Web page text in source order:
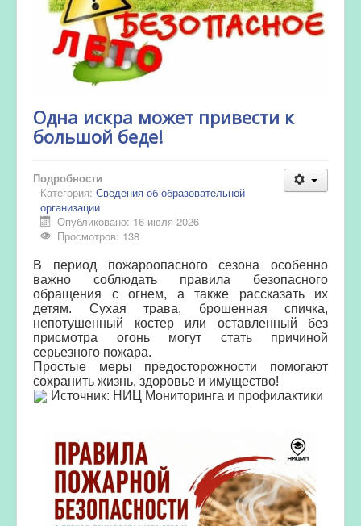
Одна искра может привести к
большой беде!
Подробности
Категория: Сведения об образовательной
организации
Опубликовано: 16 июля 2026
Просмотров: 138
В период пожароопасного сезона особенно
важно соблюдать правила безопасного
обращения с огнем, а также рассказать их
детям. Сухая трава, брошенная спичка,
непотушенный костер или оставленный без
присмотра огонь могут стать причиной
серьезного пожара.
Простые меры предосторожности помогают
сохранить жизнь, здоровье и имущество!
Источник: НИЦ Мониторинга и профилактики